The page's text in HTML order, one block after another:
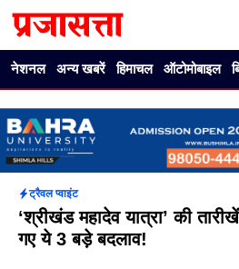
नेशनल अन्य खबरें हिमाचल ऑटोमोबाइल
ट्रैवल प्वाइंट
‘श्रीखंड महादेव यात्रा’ की
गए ये 3 बड़े बदलाव!